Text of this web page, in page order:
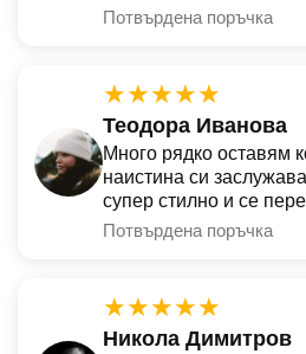
Потвърдена поръчка
★★★★★
Теодора Иванова
Много рядко оставям
наистина си
супер стилно и се
Потвърдена поръчка
★★★★★
Никола Димитров